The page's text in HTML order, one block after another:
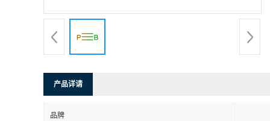
产品详请
品牌